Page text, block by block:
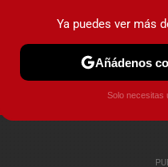
PRUEBAS COCHES
Ya puedes ver más
Añádenos
Solo necesitas